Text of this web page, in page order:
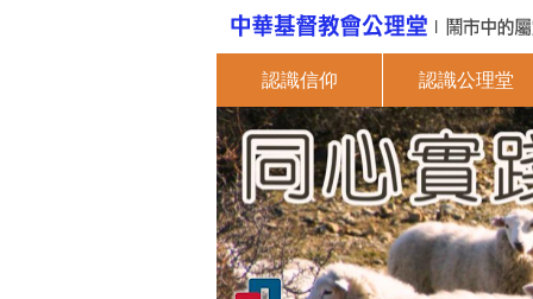
認識信仰 認識公理堂